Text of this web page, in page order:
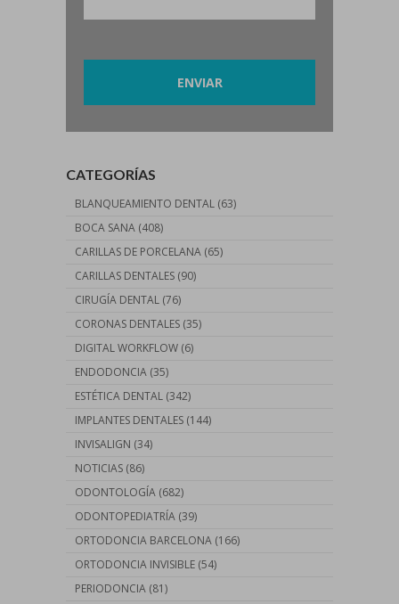
CATEGORÍAS
BLANQUEAMIENTO DENTAL (63)
BOCA SANA (408)
CARILLAS DE PORCELANA (65)
CARILLAS DENTALES (90)
CIRUGÍA DENTAL (76)
CORONAS DENTALES (35)
DIGITAL WORKFLOW (6)
ENDODONCIA (35)
ESTÉTICA DENTAL (342)
IMPLANTES DENTALES (144)
INVISALIGN (34)
NOTICIAS (86)
ODONTOLOGÍA (682)
ODONTOPEDIATRÍA (39)
ORTODONCIA BARCELONA (166)
ORTODONCIA INVISIBLE (54)
PERIODONCIA (81)